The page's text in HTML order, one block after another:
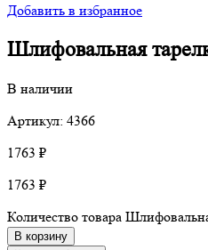
Добавить в избранное
Шлифовальная
В наличии
Артикул: 4366
1763 ₽
1763 ₽
Количество товара
В корзину